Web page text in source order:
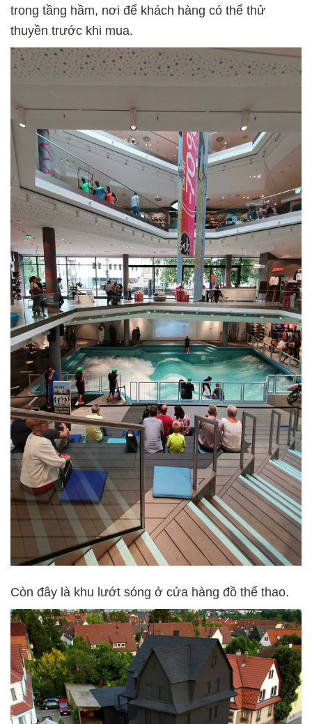
trong tầng hầm, nơi để khách hàng có thể thử
thuyền trước khi mua.
Còn đây là khu lướt sóng ở cửa hàng đồ thể thao.